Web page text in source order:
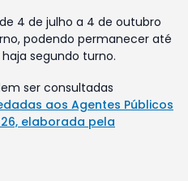
4 de julho a 4 de outubro
podendo permanecer até
segundo turno.
ser consultadas
aos Agentes Públicos
elaborada pela